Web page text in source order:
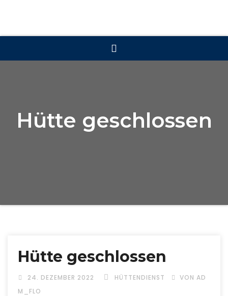
Hütte geschlossen
Hütte geschlossen
24. DEZEMBER 2022 HÜTTENDIENST
VON AD
M_FLO